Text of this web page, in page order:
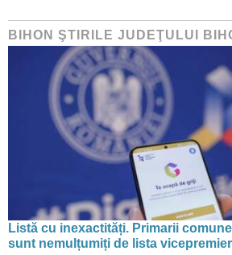
BIHON ŞTIRILE JUDEŢULUI
Listă cu inexactități. Primarii
sunt nemulțumiți de lista